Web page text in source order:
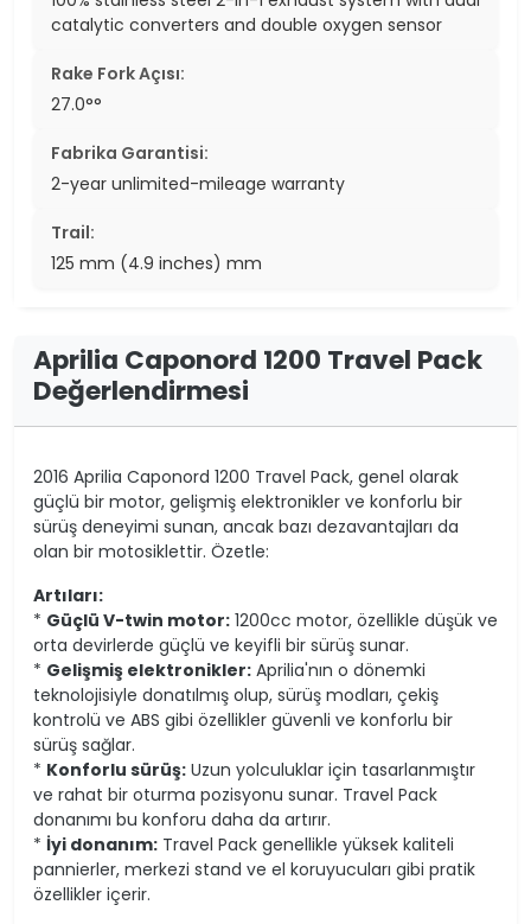
catalytic converters and double oxygen sensor
Rake Fork Açısı:
27.0°°
Fabrika Garantisi:
2-year unlimited-mileage warranty
Trail:
125 mm (4.9 inches) mm
Aprilia Caponord 1200 Travel Pack
Değerlendirmesi
2016 Aprilia Caponord 1200 Travel Pack, genel olarak
güçlü bir motor, gelişmiş elektronikler ve konforlu bir
sürüş deneyimi sunan, ancak bazı dezavantajları da
olan bir motosiklettir. Özetle:
Artıları:
* Güçlü V-twin motor: 1200cc motor, özellikle düşük ve
orta devirlerde güçlü ve keyifli bir sürüş sunar.
* Gelişmiş elektronikler: Aprilia'nın o dönemki
teknolojisiyle donatılmış olup, sürüş modları, çekiş
kontrolü ve ABS gibi özellikler güvenli ve konforlu bir
sürüş sağlar.
* Konforlu sürüş: Uzun yolculuklar için tasarlanmıştır
ve rahat bir oturma pozisyonu sunar. Travel Pack
donanımı bu konforu daha da artırır.
* İyi donanım: Travel Pack genellikle yüksek kaliteli
pannierler, merkezi stand ve el koruyucuları gibi pratik
özellikler içerir.